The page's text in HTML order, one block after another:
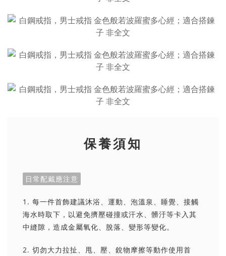
保養須知
日常配戴應注意
1. 每一件首飾建議沐浴、運動、泡溫泉、睡覺、接觸
海水時取下，以避免擠壓碰撞或汗水、髒汙等卡入其
中縫隙，造成金屬氧化、脫落、變形等變化。
2. 切勿大力拉扯、甩、壓、銳物摩擦等動作使用首